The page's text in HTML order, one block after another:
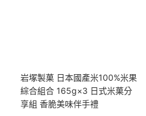
岩塚製菓 日本國產米100%米果
綜合組合 165g×3 日式米菓分
享組 香脆美味伴手禮